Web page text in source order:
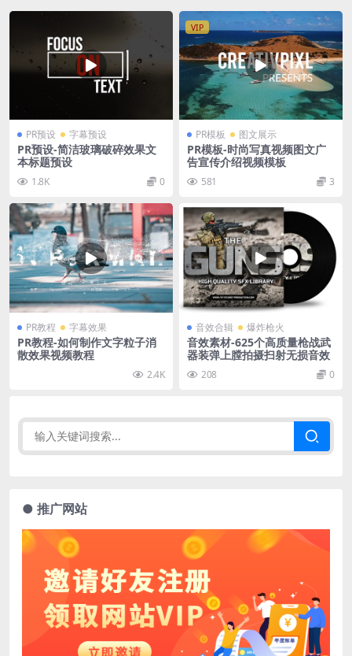
PR预设 字幕预设
PR预设-简洁玻璃破碎效果文
本标题预设
1.8K 0
VIP
PR模板 图文展示
PR模板-时尚写真视频图文广
告宣传介绍视频模板
581 3
PR教程 字幕效果
PR教程-如何制作文字粒子消
散效果视频教程
2.4K
音效合辑 爆炸枪火
音效素材-625个高质量枪战武
器装弹上膛拍摄扫射无损音效
208 0
● 推广网站